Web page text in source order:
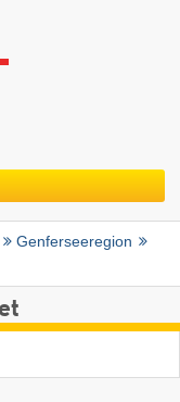
Genferseeregion